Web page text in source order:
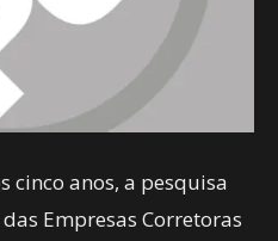
cinco anos, a pesquisa
Empresas Corretoras